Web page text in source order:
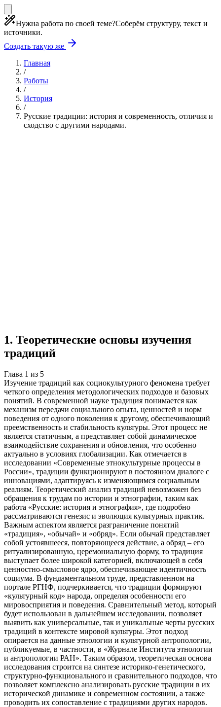
Нужна работа по своей теме?Соберём структуру, текст и
источники.
Создать такую же
Главная
/
Работы
/
История
/
Русские традиции: история и современность, отличия и
сходство с другими народами.
1. Теоретические основы изучения
традиций
Глава 1 из 5
Изучение традиций как социокультурного феномена требует
четкого определения методологических подходов и базовых
понятий. В современной науке традиция понимается как
механизм передачи социального опыта, ценностей и норм
поведения от одного поколения к другому, обеспечивающий
преемственность и стабильность культуры. Этот процесс не
является статичным, а представляет собой динамическое
взаимодействие сохранения и обновления, что особенно
актуально в условиях глобализации. Как отмечается в
исследовании «Современные этнокультурные процессы в
России», традиции функционируют в постоянном диалоге с
инновациями, адаптируясь к изменяющимся социальным
реалиям. Теоретический анализ традиций невозможен без
обращения к трудам по истории и этнографии, таким как
работа «Русские: история и этнография», где подробно
рассматриваются генезис и эволюция культурных практик.
Важным аспектом является разграничение понятий
«традиция», «обычай» и «обряд». Если обычай представляет
собой устоявшееся, повторяющееся действие, а обряд – его
ритуализированную, церемониальную форму, то традиция
выступает более широкой категорией, включающей в себя
ценностно-смысловое ядро, обеспечивающее идентичность
социума. В фундаментальном труде, представленном на
портале РГНФ, подчеркивается, что традиции формируют
«культурный код» народа, определяя особенности его
мировосприятия и поведения. Сравнительный метод, который
будет использован в дальнейшем исследовании, позволяет
выявить как универсальные, так и уникальные черты русских
традиций в контексте мировой культуры. Этот подход
опирается на данные этнологии и культурной антропологии,
публикуемые, в частности, в «Журнале Института этнологии
и антропологии РАН». Таким образом, теоретическая основа
исследования строится на синтезе историко-генетического,
структурно-функционального и сравнительного подходов, что
позволяет комплексно анализировать русские традиции в их
исторической динамике и современном состоянии, а также
проводить их сопоставление с традициями других народов.